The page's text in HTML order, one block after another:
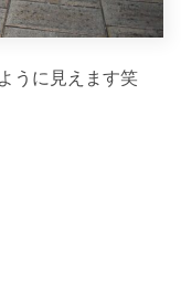
うに見えます笑